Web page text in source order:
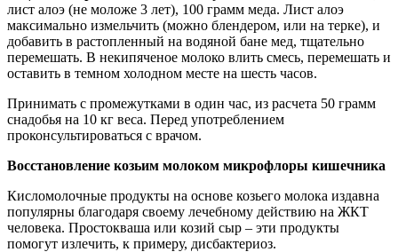
лист алоэ (не моложе 3 лет), 100 грамм меда. Лист алоэ
максимально измельчить (можно блендером, или на терке), и
добавить в растопленный на водяной бане мед, тщательно
перемешать. В некипяченое молоко влить смесь, перемешать и
оставить в темном холодном месте на шесть часов.
Принимать с промежутками в один час, из расчета 50 грамм
снадобья на 10 кг веса. Перед употреблением
проконсультироваться с врачом.
Восстановление козьим молоком микрофлоры кишечника
Кисломолочные продукты на основе козьего молока издавна
популярны благодаря своему лечебному действию на ЖКТ
человека. Простокваша или козий сыр – эти продукты
помогут излечить, к примеру, дисбактериоз.